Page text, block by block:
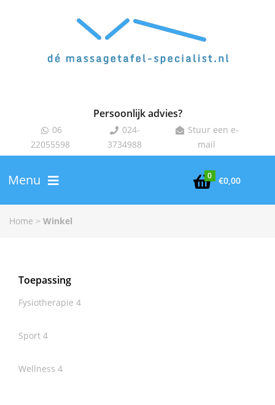
Persoonlijk advies?
 06
22055598
 024-
3734988
 Stuur een e-
mail

0 €0,00
Menu
Home > Winkel
Toepassing
Fysiotherapie 4
Sport 4
Wellness 4